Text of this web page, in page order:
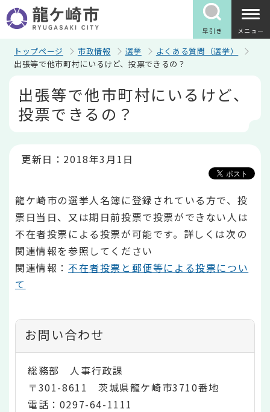
の
ペ
早引き メニュー
トップページ 市政情報 選挙
よくある質問（選挙）
出張等で他市町村にいるけど、投票できるの？
出張等で他市町村にいるけど、
投票できるの？
更新日：2018年3月1日
龍ケ崎市の選挙人名簿に登録されている方で、投
票日当日、又は期日前投票で投票ができない人は
不在者投票による投票が可能です。詳しくは次の
関連情報を参照してください
関連情報： 不在者投票と郵便等による投票につい
て
お問い合わせ
総務部 人事行政課
〒301-8611 茨城県龍ケ崎市3710番地
電話：0297-64-1111